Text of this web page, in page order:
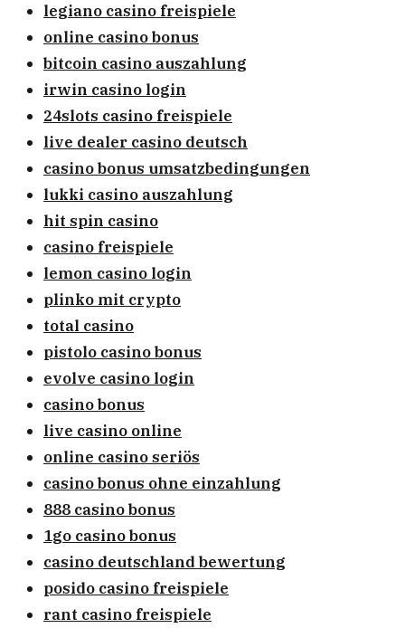
legiano casino freispiele
online casino bonus
bitcoin casino auszahlung
irwin casino login
24slots casino freispiele
live dealer casino deutsch
casino bonus umsatzbedingungen
lukki casino auszahlung
hit spin casino
casino freispiele
lemon casino login
plinko mit crypto
total casino
pistolo casino bonus
evolve casino login
casino bonus
live casino online
online casino seriös
casino bonus ohne einzahlung
888 casino bonus
1go casino bonus
casino deutschland bewertung
posido casino freispiele
rant casino freispiele